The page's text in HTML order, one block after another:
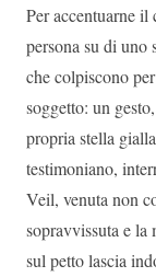
Per accentuarne il
persona su di uno
che colpiscono
soggetto: un
propria stella
testimoniano,
Veil, venuta non
sopravvissuta e la
sul petto lascia